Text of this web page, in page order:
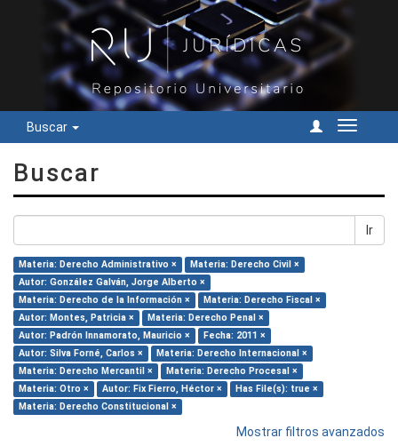
Buscar
Cambiar
Buscar
Ir
Materia: Derecho Administrativo ×
Materia: Derecho Civil ×
Autor: González Galván, Jorge Alberto ×
Materia: Derecho de la Información ×
Materia: Derecho Fiscal ×
Autor: Montes, Patricia ×
Materia: Derecho Penal ×
Autor: Padrón Innamorato, Mauricio ×
Fecha: 2011 ×
Autor: Silva Forné, Carlos ×
Materia: Derecho Internacional ×
Materia: Derecho Mercantil ×
Materia: Derecho Procesal ×
Materia: Otro ×
Autor: Fix Fierro, Héctor ×
Has File(s): true ×
Materia: Derecho Constitucional ×
Mostrar filtros avanzados